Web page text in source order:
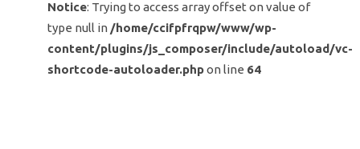
Notice: Trying to access array offset on value of
type null in /home/ccifpfrqpw/www/wp-
content/plugins/js_composer/include/autoload/vc-
shortcode-autoloader.phpon line 64